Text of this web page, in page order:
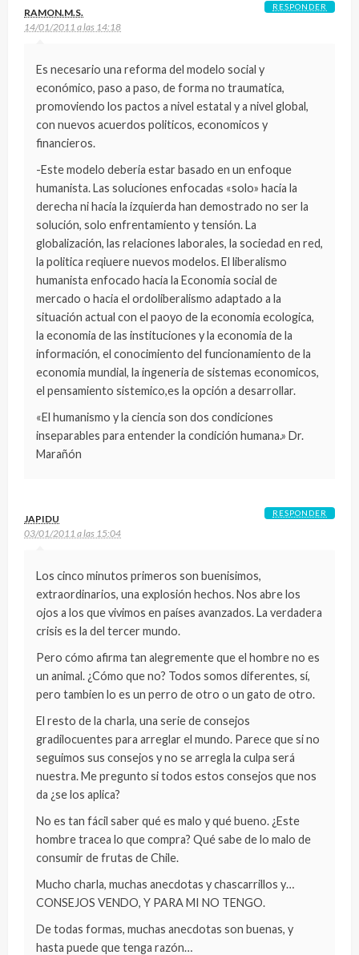
RAMON.M.S.
14/01/2011 a las 14:18
Es necesario una reforma del modelo social y
económico, paso a paso, de forma no traumatica,
promoviendo los pactos a nivel estatal y a nivel global,
con nuevos acuerdos politicos, economicos y
financieros.
-Este modelo deberia estar basado en un enfoque
humanista. Las soluciones enfocadas «solo» hacia la
derecha ni hacia la izquierda han demostrado no ser la
solución, solo enfrentamiento y tensión. La
globalización, las relaciones laborales, la sociedad en red,
la politica reqiuere nuevos modelos. El liberalismo
humanista enfocado hacia la Economia social de
mercado o hacia el ordoliberalismo adaptado a la
situación actual con el paoyo de la economia ecologica,
la economia de las instituciones y la economia de la
información, el conocimiento del funcionamiento de la
economia mundial, la ingeneria de sistemas economicos,
el pensamiento sistemico,es la opción a desarrollar.
«El humanismo y la ciencia son dos condiciones
inseparables para entender la condición humana.» Dr.
Marañón
RESPONDER
JAPIDU
03/01/2011 a las 15:04
Los cinco minutos primeros son buenisimos,
extraordinarios, una explosión hechos. Nos abre los
ojos a los que vivimos en países avanzados. La verdadera
crisis es la del tercer mundo.
Pero cómo afirma tan alegremente que el hombre no es
un animal. ¿Cómo que no? Todos somos diferentes, sí,
pero tambien lo es un perro de otro o un gato de otro.
El resto de la charla, una serie de consejos
gradilocuentes para arreglar el mundo. Parece que si no
seguimos sus consejos y no se arregla la culpa será
nuestra. Me pregunto si todos estos consejos que nos
da ¿se los aplica?
No es tan fácil saber qué es malo y qué bueno. ¿Este
hombre tracea lo que compra? Qué sabe de lo malo de
consumir de frutas de Chile.
Mucho charla, muchas anecdotas y chascarrillos y…
CONSEJOS VENDO, Y PARA MI NO TENGO.
De todas formas, muchas anecdotas son buenas, y
hasta puede que tenga razón…
RESPONDER